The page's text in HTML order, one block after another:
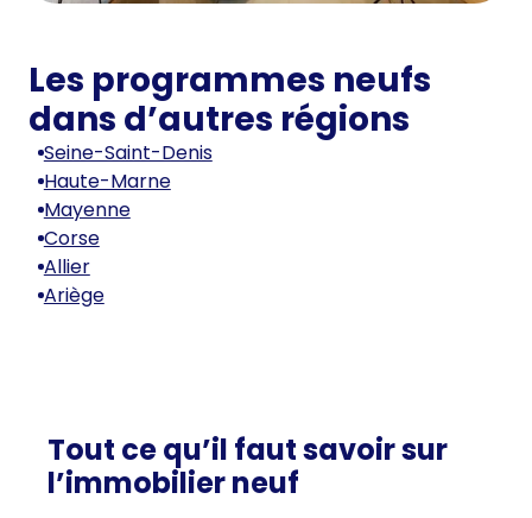
Les programmes neufs
dans d’autres régions
Seine-Saint-Denis
Haute-Marne
Mayenne
Corse
Allier
Ariège
Tout ce qu’il faut savoir sur
l’immobilier neuf